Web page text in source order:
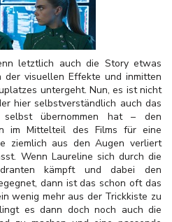
letztlich auch die Story etwas
visuellen Effekte und inmitten
untergeht. Nun, es ist nicht
hier selbstverständlich auch das
selbst übernommen hat – den
im Mittelteil des Films für eine
ziemlich aus den Augen verliert
Wenn Laureline sich durch die
kämpft und dabei den
dann ist das schon oft das
wenig mehr aus der Trickkiste zu
es dann doch noch auch die